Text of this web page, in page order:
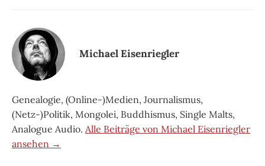
Michael Eisenriegler
Genealogie, (Online-)Medien, Journalismus,
(Netz-)Politik, Mongolei, Buddhismus, Single Malts,
Analogue Audio. Alle Beiträge von Michael Eisenriegler
ansehen →